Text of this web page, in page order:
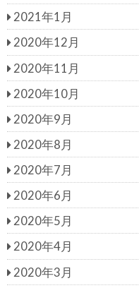
2021年1月
2020年12月
2020年11月
2020年10月
2020年9月
2020年8月
2020年7月
2020年6月
2020年5月
2020年4月
2020年3月